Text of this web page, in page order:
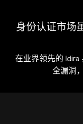
身份认证市场
在业界领先的
全漏洞